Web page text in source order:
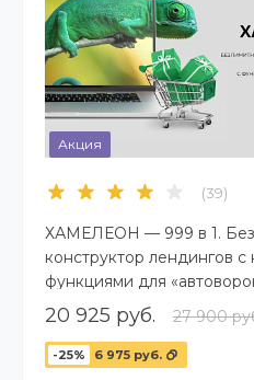
Акция
(39)
ХАМЕЛЕОН — 999 в 1.
конструктор лендингов с
функциями для
20 925 руб. 27 900
-25% 6 975 руб.